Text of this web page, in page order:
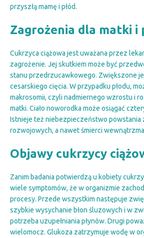
przyszłą mamę i płód.
Zagrożenia dla matki i
Cukrzyca ciążowa jest uważana przez
zagrożenie. Jej skutkiem może być
stanu przedrzucawkowego. Zwiększone
cesarskiego cięcia. W przypadku płodu,
makrosomii, czyli nadmiernego wzrostu i
matki. Ciało noworodka może osiągać
Istnieje też niebezpieczeństwo powstania
rozwojowych, a nawet śmierci
Objawy cukrzycy
Zanim badania potwierdzą u kobiety
wiele symptomów, że w organizmie
procesy. Przede wszystkim następuje
szybkie wysychanie błon śluzowych i w
potrzeba uzupełniania płynów. Drugi
wielomocz. Glukoza zatrzymuje wodę w